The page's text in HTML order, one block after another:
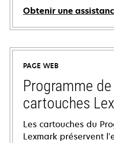
Obtenir une
s’ouvre
dans
nouvel
onglet
PAGE WEB
Programme
cartouches
Les cartouches du
Lexmark préservent